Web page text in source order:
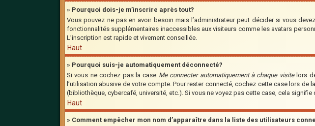
» Pourquoi dois-je m’inscrire après tout?
Vous pouvez ne pas en avoir besoin mais l’administrateur peut décider si vous
fonctionnalités supplémentaires inaccessibles aux visiteurs comme les avatars
L’inscription est rapide et vivement conseillée.
Haut
» Pourquoi suis-je automatiquement déconnecté?
Si vous ne cochez pas la case Me connecter automatiquement à chaque visitelors
l’utilisation abusive de votre compte. Pour rester connecté, cochez cette case lors
(bibliothèque, cybercafé, université, etc.). Si vous ne voyez pas cette case, cela
Haut
» Comment empêcher mon nom d’apparaître dans la liste des utilisateurs